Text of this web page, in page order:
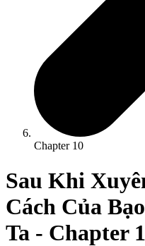
Chapter 10
Sau Khi
Cách Của
Ta - Chapter